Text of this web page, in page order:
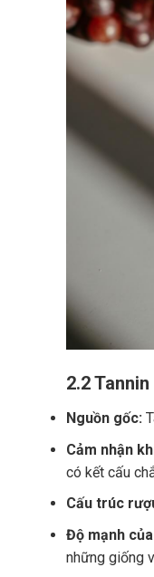
2.2 Tannin
Nguồn gốc:
Cảm nhận
có kết cấu
Cấu trúc
Độ mạnh
những giống